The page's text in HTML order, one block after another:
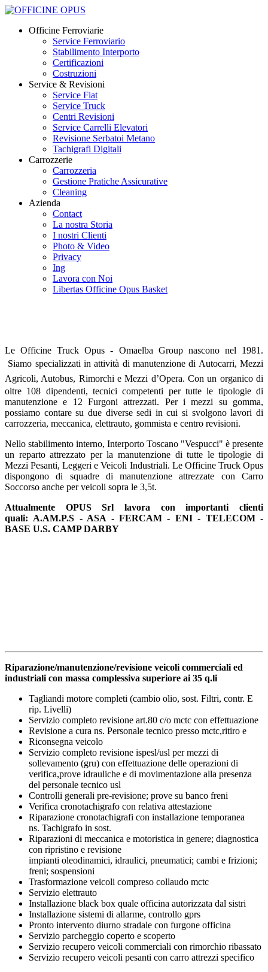
Officine Ferroviarie
Service Ferroviario
Stabilimento Interporto
Certificazioni
Costruzioni
Service & Revisioni
Service Fiat
Service Truck
Centri Revisioni
Service Carrelli Elevatori
Revisione Serbatoi Metano
Tachigrafi Digitali
Carrozzerie
Carrozzeria
Gestione Pratiche Assicurative
Cleaning
Azienda
Contact
La nostra Storia
I nostri Clienti
Photo & Video
Privacy
Ing
Lavora con Noi
Libertas Officine Opus Basket
Le Officine Truck Opus - Omaelba Group nascono nel 1981.
Siamo specializzati in attività di manutenzione di Autocarri, Mezzi
Agricoli, Autobus, Rimorchi e Mezzi d’Opera. Con un organico di
oltre 108 dipendenti, tecnici competenti per tutte le tipologie di
manutenzione e 12 Furgoni attrezzati. Per i mezzi su gomma,
possiamo contare su due diverse sedi in cui si svolgono lavori di
carrozzeria, meccanica, elettrauto, gommista e centro revisioni.
Nello stabilimento interno, Interporto Toscano "Vespucci" è presente
un reparto attrezzato per la manutenzione di tutte le tipologie di
Mezzi Pesanti, Leggeri e Veicoli Industriali. Le Officine Truck Opus
dispongono di squadre di manutenzione attrezzate con Carro
Soccorso anche per veicoli sopra le 3,5t.
Attualmente OPUS Srl lavora con importanti clienti
quali: A.AM.P.S - ASA - FERCAM - ENI - TELECOM -
BASE U.S. CAMP DARBY
Riparazione/manutenzione/revisione veicoli commerciali ed
industriali con massa complessiva superiore ai 35 q.li
Tagliandi motore completi (cambio olio, sost. Filtri, contr. E
rip. Livelli)
Servizio completo revisione art.80 c/o mctc con effettuazione
Revisione a cura ns. Personale tecnico presso mctc,ritiro e
Riconsegna veicolo
Servizio completo revisione ispesl/usl per mezzi di
sollevamento (gru) con effettuazione delle operazioni di
verifica,prove idrauliche e di movimentazione alla presenza
del personale tecnico usl
Controlli generali pre-revisione; prove su banco freni
Verifica cronotachigrafo con relativa attestazione
Riparazione cronotachigrafi con installazione temporanea
ns. Tachigrafo in sost.
Riparazioni di meccanica e motoristica in genere; diagnostica
con ripristino e revisione
impianti oleodinamici, idraulici, pneumatici; cambi e frizioni;
freni; sospensioni
Trasformazione veicoli compreso collaudo mctc
Servizio elettrauto
Installazione black box quale officina autorizzata dal sistri
Installazione sistemi di allarme, controllo gprs
Pronto intervento diurno stradale con furgone officina
Servizio parcheggio coperto e scoperto
Servizio recupero veicoli commerciali con rimorchio ribassato
Servizio recupero veicoli pesanti con carro attrezzi specifico